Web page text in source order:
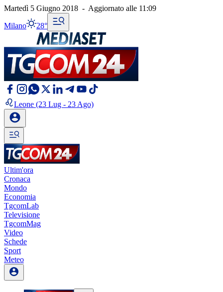
Martedì 5 Giugno 2018 - Aggiornato alle 11:09
Milano 28°
Leone (23 Lug - 23 Ago)
Ultim'ora
Cronaca
Mondo
Economia
TgcomLab
Televisione
TgcomMag
Video
Schede
Sport
Meteo